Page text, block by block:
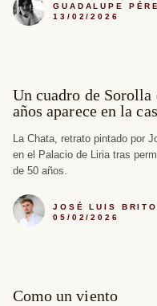
GUADALUPE
13/02/2026
Un cuadro de Sorolla
años aparece en la
La Chata, retrato pintado por
en el Palacio de Liria tras
de 50 años.
JOSÉ LUIS BRITO
05/02/2026
Como un viento